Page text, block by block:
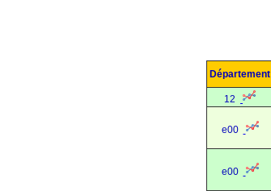
Département
12
e00
e00